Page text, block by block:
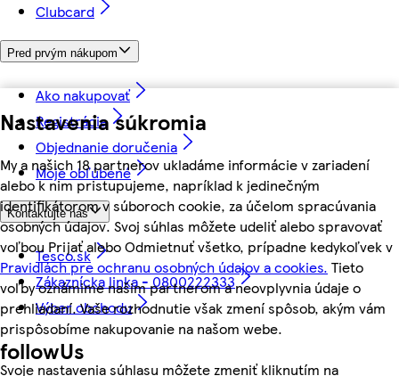
Nastavenia súkromia
My a našich 18 partnerov ukladáme informácie v zariadení
alebo k nim pristupujeme, napríklad k jedinečným
identifikátorom v súboroch cookie, za účelom spracúvania
osobných údajov. Svoj súhlas môžete udeliť alebo spravovať
voľbou Prijať alebo Odmietnuť všetko, prípadne kedykoľvek v
Pravidlách pre ochranu osobných údajov a cookies. Tieto
voľby oznámime našim partnerom a neovplyvnia údaje o
prehliadaní. Vaše rozhodnutie však zmení spôsob, akým vám
prispôsobíme nakupovanie na našom webe.
Svoje nastavenia súhlasu môžete zmeniť kliknutím na
Clubcard
Pred prvým nákupom
Ako nakupovať
Registrácia
Objednanie doručenia
Moje obľúbené
Kontaktujte nás
Tesco.sk
Zákaznícka linka - 0800222333
Výber obchodu
followUs